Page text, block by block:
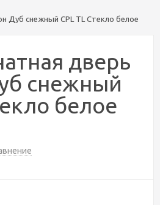
Дуб снежный CPL TL Стекло белое
дверь
снежный
белое